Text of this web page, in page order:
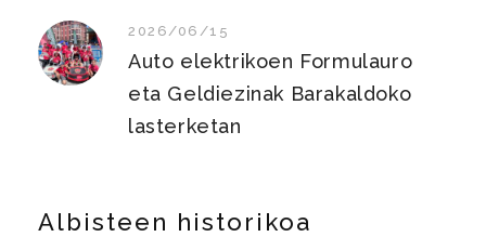
2026/06/15
Auto elektrikoen Formulauro
eta Geldiezinak Barakaldoko
lasterketan
Albisteen historikoa